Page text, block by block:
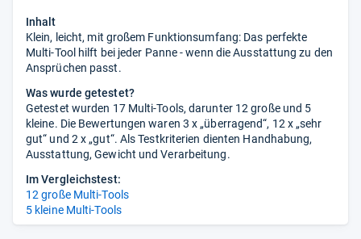
Inhalt
Klein, leicht, mit großem Funktionsumfang: Das perfekte
Multi-Tool hilft bei jeder Panne - wenn die Ausstattung zu den
Ansprüchen passt.
Was wurde getestet?
Getestet wurden 17 Multi-Tools, darunter 12 große und 5
kleine. Die Bewertungen waren 3 x „überragend“, 12 x „sehr
gut“ und 2 x „gut“. Als Testkriterien dienten Handhabung,
Ausstattung, Gewicht und Verarbeitung.
Im Vergleichstest:
12 große Multi-Tools
5 kleine Multi-Tools